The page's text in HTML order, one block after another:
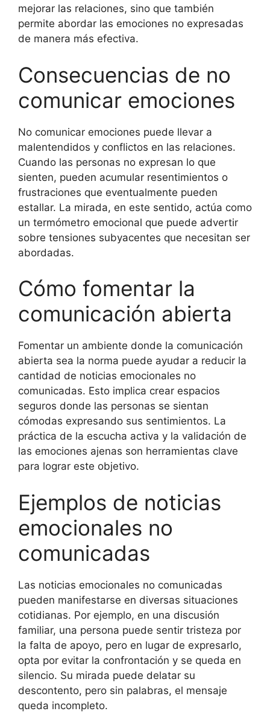
mejorar las relaciones, sino que también
permite abordar las emociones no expresadas
de manera más efectiva.
Consecuencias de no
comunicar emociones
No comunicar emociones puede llevar a
malentendidos y conflictos en las relaciones.
Cuando las personas no expresan lo que
sienten, pueden acumular resentimientos o
frustraciones que eventualmente pueden
estallar. La mirada, en este sentido, actúa como
un termómetro emocional que puede advertir
sobre tensiones subyacentes que necesitan ser
abordadas.
Cómo fomentar la
comunicación abierta
Fomentar un ambiente donde la comunicación
abierta sea la norma puede ayudar a reducir la
cantidad de noticias emocionales no
comunicadas. Esto implica crear espacios
seguros donde las personas se sientan
cómodas expresando sus sentimientos. La
práctica de la escucha activa y la validación de
las emociones ajenas son herramientas clave
para lograr este objetivo.
Ejemplos de noticias
emocionales no
comunicadas
Las noticias emocionales no comunicadas
pueden manifestarse en diversas situaciones
cotidianas. Por ejemplo, en una discusión
familiar, una persona puede sentir tristeza por
la falta de apoyo, pero en lugar de expresarlo,
opta por evitar la confrontación y se queda en
silencio. Su mirada puede delatar su
descontento, pero sin palabras, el mensaje
queda incompleto.